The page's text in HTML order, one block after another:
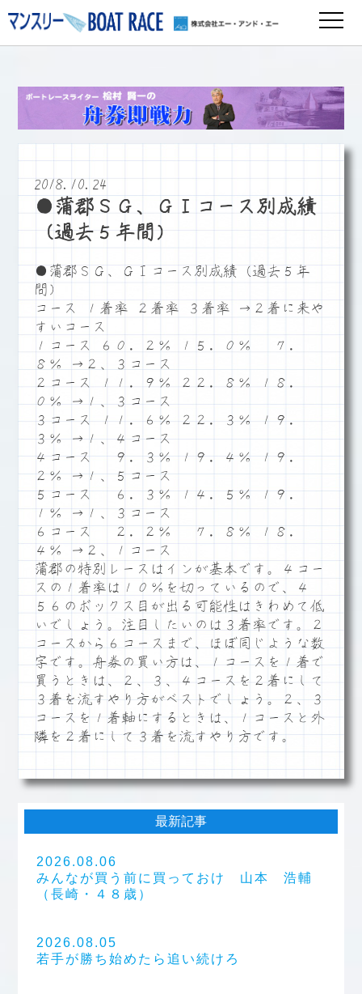
2018.10.24
●蒲郡ＳＧ、ＧⅠコース別成績
（過去５年間）
●蒲郡ＳＧ、ＧⅠコース別成績（過去５年
間）
コース １着率 ２着率 ３着率 →２着に来や
すいコース
１コース ６０．２％ １５．０％ ７．
８％ →２、３コース
２コース １１．９％ ２２．８％ １８．
０％ →１、３コース
３コース １１．６％ ２２．３％ １９．
３％ →１、４コース
４コース ９．３％ １９．４％ １９．
２％ →１、５コース
５コース ６．３％ １４．５％ １９．
１％ →１、３コース
６コース ２．２％ ７．８％ １８．
４％ →２、１コース
蒲郡の特別レースはインが基本です。４コー
スの１着率は１０％を切っているので、４
５６のボックス目が出る可能性はきわめて低
いでしょう。注目したいのは３着率です。２
コースから６コースまで、ほぼ同じような数
字です。舟券の買い方は、１コースを１着で
買うときは、２、３、４コースを２着にして
３着を流すやり方がベストでしょう。２、３
コースを１着軸にするときは、１コースと外
隣を２着にして３着を流すやり方です。
最新記事
2026.08.06
みんなが買う前に買っておけ 山本 浩輔
（長崎・４８歳）
2026.08.05
若手が勝ち始めたら追い続けろ